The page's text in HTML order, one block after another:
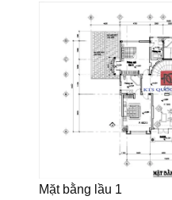
Mặt bằng lầu 1